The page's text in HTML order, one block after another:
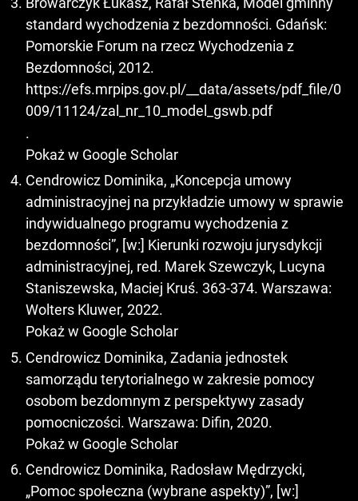
standard wychodzenia z bezdomności. Gdańsk:
Pomorskie Forum na rzecz Wychodzenia z
Bezdomności, 2012.
https://efs.mrpips.gov.pl/__data/assets/pdf_file/0
009/11124/zal_nr_10_model_gswb.pdf
.
Pokaż w Google Scholar
Cendrowicz Dominika, „Koncepcja umowy
administracyjnej na przykładzie umowy w sprawie
indywidualnego programu wychodzenia z
bezdomności”, [w:] Kierunki rozwoju jurysdykcji
administracyjnej, red. Marek Szewczyk, Lucyna
Staniszewska, Maciej Kruś. 363-374. Warszawa:
Wolters Kluwer, 2022.
Pokaż w Google Scholar
Cendrowicz Dominika, Zadania jednostek
samorządu terytorialnego w zakresie pomocy
osobom bezdomnym z perspektywy zasady
pomocniczości. Warszawa: Difin, 2020.
Pokaż w Google Scholar
Cendrowicz Dominika, Radosław Mędrzycki,
„Pomoc społeczna (wybrane aspekty)”, [w:]